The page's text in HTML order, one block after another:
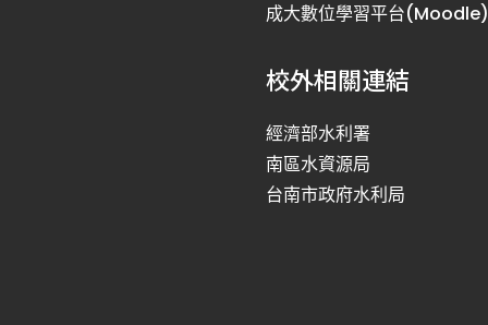
成大數位學習平台(Moodle)
校外相關連結
經濟部水利署
南區水資源局
台南市政府水利局